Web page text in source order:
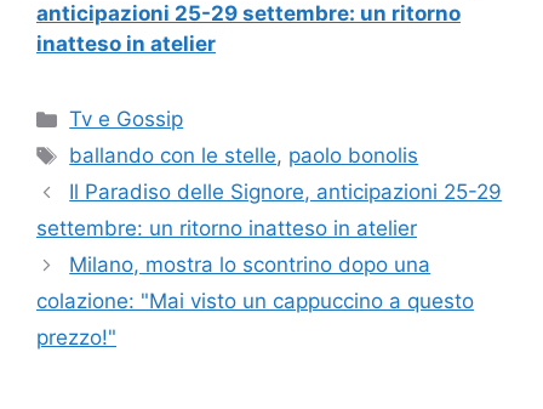
anticipazioni 25-29 settembre: un ritorno
inatteso in atelier
Categorie
Tv e Gossip
Tag
ballando con le stelle, paolo bonolis
Il Paradiso delle Signore, anticipazioni 25-29
settembre: un ritorno inatteso in atelier
Milano, mostra lo scontrino dopo una
colazione: "Mai visto un cappuccino a questo
prezzo!"